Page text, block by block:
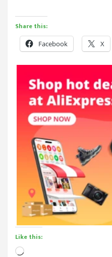
Share this:
Facebook X
Like this:
Loading…